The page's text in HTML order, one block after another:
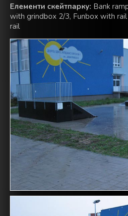
Елементи скейтпарку: Bank
with grindbox 2/3, Funbox with
rail